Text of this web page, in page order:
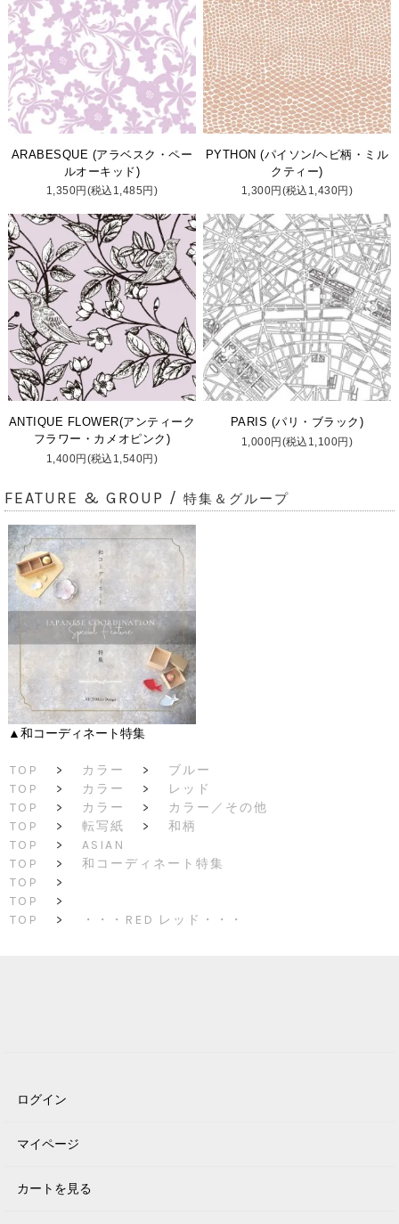
ARABESQUE (アラベスク・ペー
ルオーキッド)
1,350円(税込1,485円)
PYTHON (パイソン/ヘビ柄・ミル
クティー)
1,300円(税込1,430円)
ANTIQUE FLOWER(アンティーク
フラワー・カメオピンク)
1,400円(税込1,540円)
PARIS (パリ・ブラック)
1,000円(税込1,100円)
FEATURE & GROUP / 特集＆グループ
▲和コーディネート特集
TOP > カラー >
ブルー
TOP
> カラー >
レッド
TOP
> カラー >
カラー／その他
TOP
> 転写紙 >
和柄
TOP
>
ASIAN
TOP
>
和コーディネート特集
TOP
>
TOP
>
TOP
> ・・・RED レッド・・・
ログイン
マイページ
カートを見る